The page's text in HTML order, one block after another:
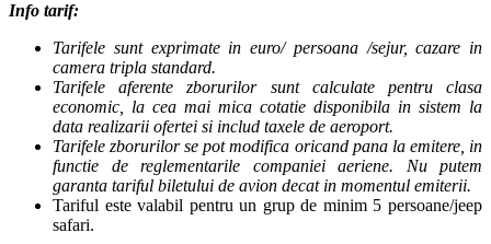
Info tarif:
Tarifele sunt exprimate in euro/ persoana /sejur, cazare in
camera tripla standard.
Tarifele aferente zborurilor sunt calculate pentru clasa
economic, la cea mai mica cotatie disponibila in sistem la
data realizarii ofertei si includ taxele de aeroport.
Tarifele zborurilor se pot modifica oricand pana la emitere, in
functie de reglementarile companiei aeriene. Nu putem
garanta tariful biletului de avion decat in momentul emiterii.
Tariful este valabil pentru un grup de minim 5 persoane/jeep
safari.